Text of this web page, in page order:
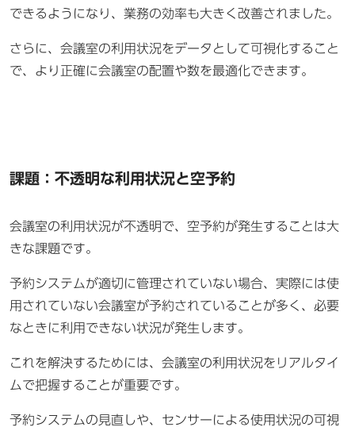
できるようになり、業務の効率も大きく改善されました。
さらに、会議室の利用状況をデータとして可視化すること
で、より正確に会議室の配置や数を最適化できます。
課題：不透明な利用状況と空予約
会議室の利用状況が不透明で、空予約が発生することは大
きな課題です。
予約システムが適切に管理されていない場合、実際には使
用されていない会議室が予約されていることが多く、必要
なときに利用できない状況が発生します。
これを解決するためには、会議室の利用状況をリアルタイ
ムで把握することが重要です。
予約システムの見直しや、センサーによる使用状況の可視